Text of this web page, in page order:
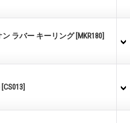
ン ラバー キーリング [MKR180]
[CS013]